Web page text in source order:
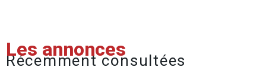
Les annonces
Récemment consultées